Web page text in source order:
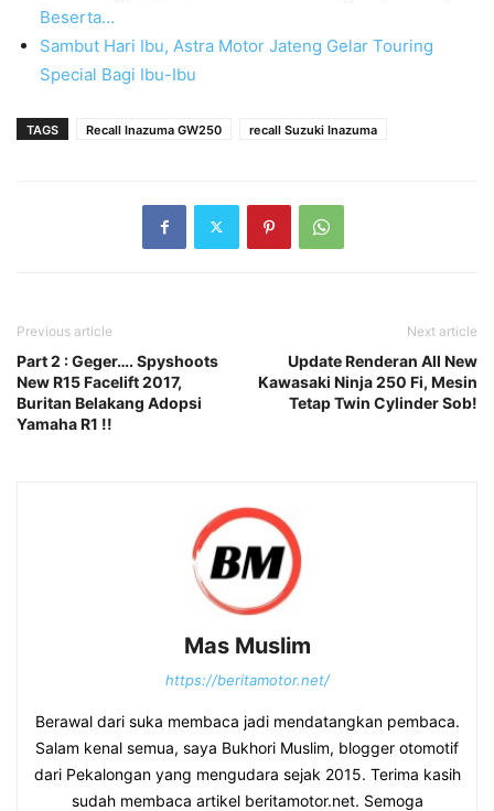
Beserta…
Sambut Hari Ibu, Astra Motor Jateng Gelar Touring
Special Bagi Ibu-Ibu
TAGS Recall Inazuma GW250 recall Suzuki Inazuma
Previous article
Part 2 : Geger…. Spyshoots
New R15 Facelift 2017,
Buritan Belakang Adopsi
Yamaha R1 !!
Next article
Update Renderan All New
Kawasaki Ninja 250 Fi, Mesin
Tetap Twin Cylinder Sob!
Mas Muslim
https://beritamotor.net/
Berawal dari suka membaca jadi mendatangkan pembaca.
Salam kenal semua, saya Bukhori Muslim, blogger otomotif
dari Pekalongan yang mengudara sejak 2015. Terima kasih
sudah membaca artikel beritamotor.net. Semoga